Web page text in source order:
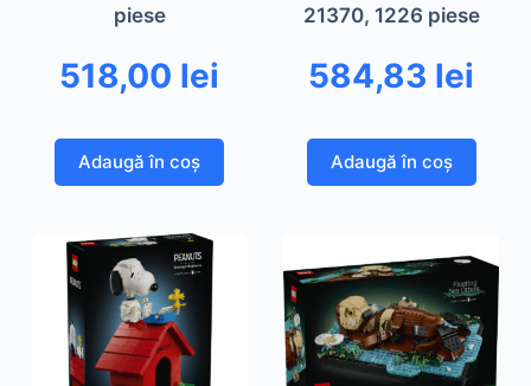
piese
518,00 lei
Adaugă în coș
21370, 1226 piese
584,83 lei
Adaugă în coș